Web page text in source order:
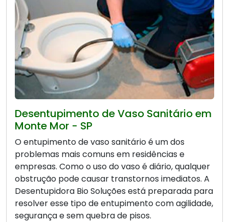
Desentupimento de Vaso Sanitário em
Monte Mor - SP
O entupimento de vaso sanitário é um dos
problemas mais comuns em residências e
empresas. Como o uso do vaso é diário, qualquer
obstrução pode causar transtornos imediatos. A
Desentupidora Bio Soluções está preparada para
resolver esse tipo de entupimento com agilidade,
segurança e sem quebra de pisos.